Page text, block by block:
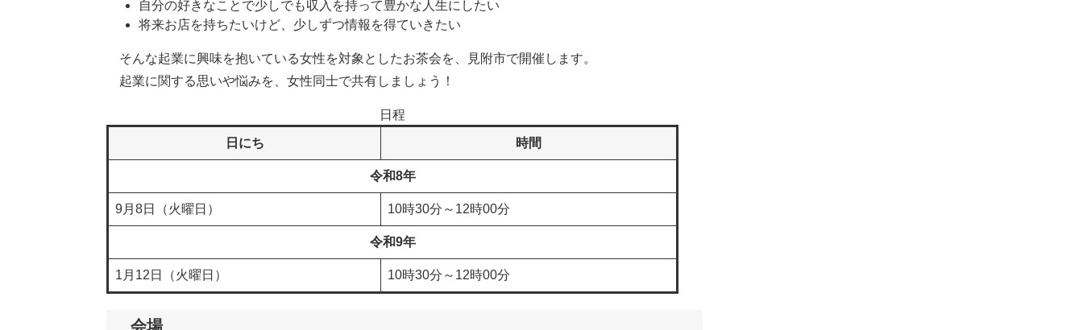
自分の好きなことで少しでも収入を持って豊かな人生にしたい
将来お店を持ちたいけど、少しずつ情報を得ていきたい
そんな起業に興味を抱いている女性を対象としたお茶会を、見附市で開催します。
起業に関する思いや悩みを、女性同士で共有しましょう！
日程
日にち 時間
令和8年
9月8日（火曜日） 10時30分～12時00分
令和9年
1月12日（火曜日） 10時30分～12時00分
会場